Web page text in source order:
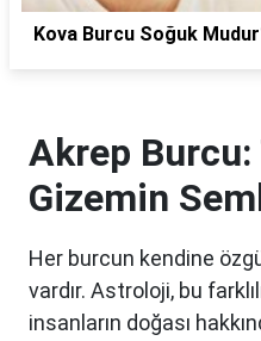
Kova Burcu Soğuk
Akrep
Gizemin
Her burcun kendine
vardır. Astroloji, bu
insanların doğası